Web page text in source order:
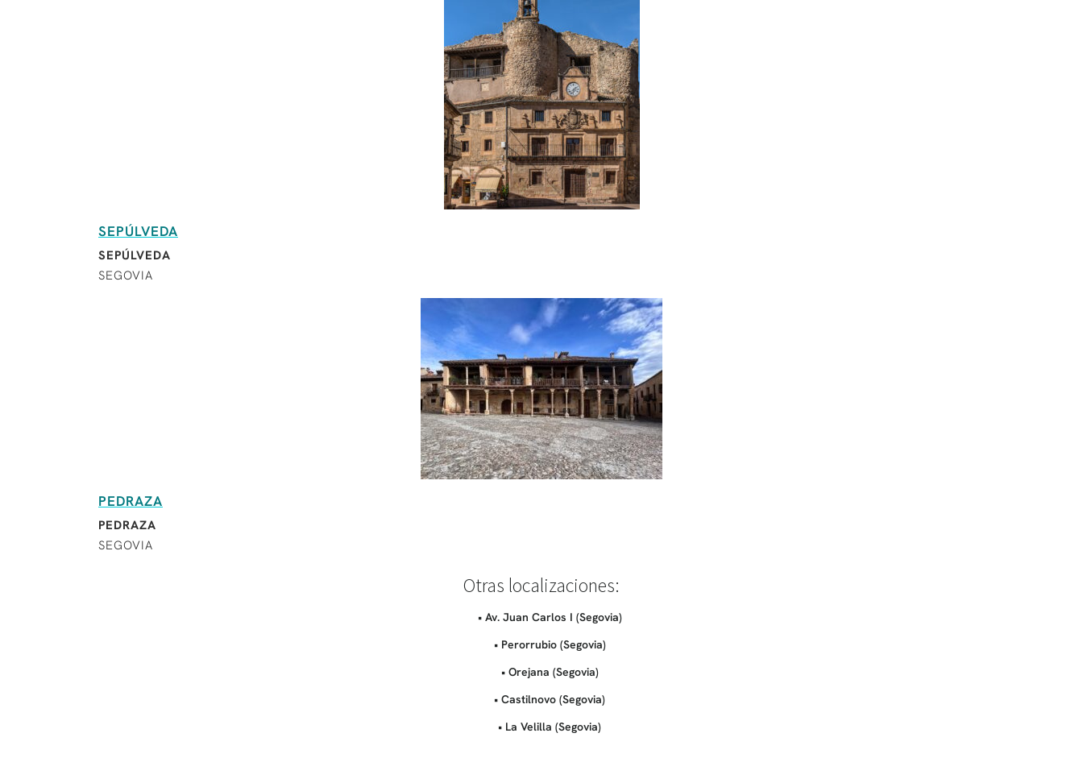
SEPÚLVEDA
SEPÚLVEDA
SEGOVIA
PEDRAZA
PEDRAZA
SEGOVIA
Otras localizaciones:
• Av. Juan Carlos I (Segovia)
• Perorrubio (Segovia)
• Orejana (Segovia)
• Castilnovo (Segovia)
• La Velilla (Segovia)